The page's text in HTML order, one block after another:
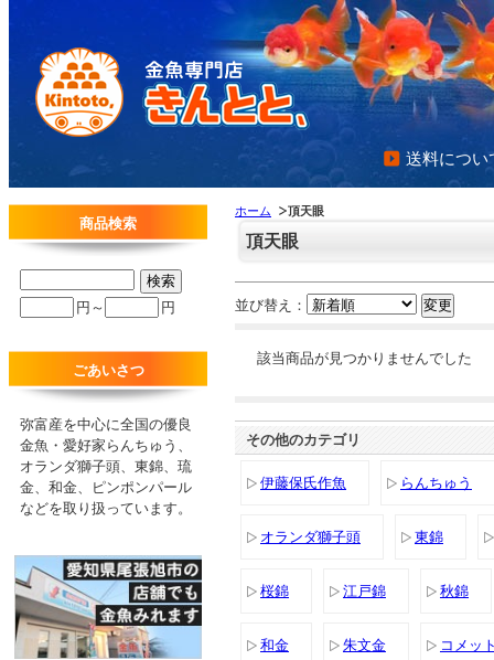
送料につい
ホーム 頂天眼
頂天眼
並び替え：
該当商品が見つかりませんでした
その他のカテゴリ
伊藤保氏作魚 らんちゅう
オランダ獅子頭 東錦
桜錦 江戸錦 秋錦
和金 朱文金 コメッ
商品検索
円～ 円
ごあいさつ
弥富産を中心に全国の優良
金魚・愛好家らんちゅう、
オランダ獅子頭、東錦、琉
金、和金、ピンポンパール
などを取り扱っています。